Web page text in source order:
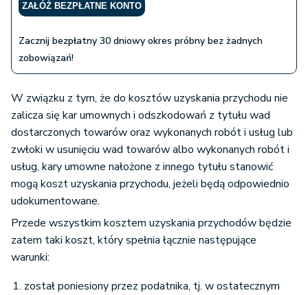
ZAŁÓŻ BEZPŁATNE KONTO
Zacznij bezpłatny 30 dniowy okres próbny bez żadnych
zobowiązań!
W związku z tym, że do kosztów uzyskania przychodu nie
zalicza się kar umownych i odszkodowań z tytułu wad
dostarczonych towarów oraz wykonanych robót i usług lub
zwłoki w usunięciu wad towarów albo wykonanych robót i
usług, kary umowne nałożone z innego tytułu stanowić
mogą koszt uzyskania przychodu, jeżeli będą odpowiednio
udokumentowane.
Przede wszystkim kosztem uzyskania przychodów będzie
zatem taki koszt, który spełnia łącznie następujące
warunki:
został poniesiony przez podatnika, tj. w ostatecznym